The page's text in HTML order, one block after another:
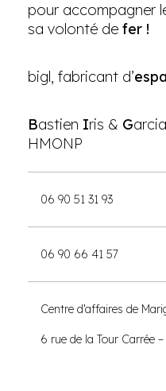
pour accompagner
sa volonté de fer !
bigl, fabricant d’
Bastien Iris & Garcia
HMONP
06 90 51 31 93
06 90 66 41 57
Centre d’affaires de
6 rue de la Tour Carrée